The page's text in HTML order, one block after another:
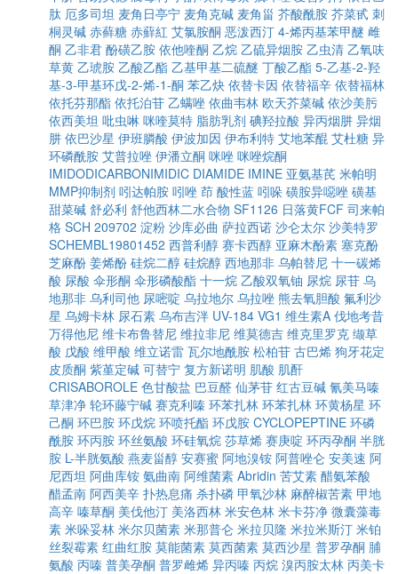
肽 厄多司坦 麦角日亭宁 麦角克碱 麦角甾 芥酸酰胺 芥菜甙 刺
桐灵碱 赤藓糖 赤蘚紅 艾氯胺酮 恶泼西汀 4-烯丙基苯甲醚 雌
酮 乙非君 酚磺乙胺 依他喹酮 乙烷 乙硫异烟胺 乙虫清 乙氧呋
草黄 乙琥胺 乙酸乙酯 乙基甲基二硫醚 丁酸乙酯 5-乙基-2-羟
基-3-甲基环戊-2-烯-1-酮 苯乙炔 依替卡因 依替福辛 依替福林
依托芬那酯 依托泊苷 乙螨唑 依曲韦林 欧天芥菜碱 依沙美肟
依西美坦 吡虫啉 咪喹莫特 脂肪乳剂 碘羟拉酸 异丙烟肼 异烟
肼 依巴沙星 伊班膦酸 伊波加因 伊布利特 艾地苯醌 艾杜糖 异
环磷酰胺 艾普拉唑 伊潘立酮 咪唑 咪唑烷酮
IMIDODICARBONIMIDIC DIAMIDE IMINE 亚氨基芪 米帕明
MMP抑制剂 吲达帕胺 吲唑 茚 酸性蓝 吲哚 磺胺异噁唑 磺基
甜菜碱 舒必利 舒他西林二水合物 SF1126 日落黄FCF 司来帕
格 SCH 209702 淀粉 沙库必曲 萨拉西诺 沙仑太尔 沙美特罗
SCHEMBL19801452 西普利醇 赛卡西醇 亚麻木酚素 塞克酚
芝麻酚 姜烯酚 硅烷二醇 硅烷醇 西地那非 乌帕替尼 十一碳烯
酸 尿酸 伞形酮 伞形磷酸酯 十一烷 乙酸双氧铀 尿烷 尿苷 乌
地那非 乌利司他 尿嘧啶 乌拉地尔 乌拉唑 熊去氧胆酸 氟利沙
星 乌姆卡林 尿石素 乌布吉泮 UV-184 VG1 维生素A 伐地考昔
万得他尼 维卡布鲁替尼 维拉非尼 维莫德吉 维克里罗克 缬草
酸 戊酸 维甲酸 维立诺雷 瓦尔地酰胺 松柏苷 古巴烯 狗牙花定
皮质酮 紫堇定碱 可替宁 复方新诺明 肌酸 肌酐
CRISABOROLE 色甘酸盐 巴豆醛 仙茅苷 红古豆碱 氰美马嗪
草津净 轮环藤宁碱 赛克利嗪 环苯扎林 环苯扎林 环黄杨星 环
己酮 环巴胺 环戊烷 环喷托酯 环戊胺 CYCLOPEPTINE 环磷
酰胺 环丙胺 环丝氨酸 环硅氧烷 莎草烯 赛庚啶 环丙孕酮 半胱
胺 L-半胱氨酸 燕麦甾醇 安赛蜜 阿地溴铵 阿普唑仑 安美速 阿
尼西坦 阿曲库铵 氨曲南 阿维菌素 Abridin 苦艾素 醋氨苯酸
醋孟南 阿西美辛 扑热息痛 杀扑磷 甲氧沙林 麻醉椒苦素 甲地
高辛 嗪草酮 美伐他汀 美洛西林 米安色林 米卡芬净 微囊藻毒
素 米哚妥林 米尔贝菌素 米那普仑 米拉贝隆 米拉米斯汀 米铂
丝裂霉素 红曲红胺 莫能菌素 莫西菌素 莫西沙星 普罗孕酮 脯
氨酸 丙嗪 普美孕酮 普罗雌烯 异丙嗪 丙烷 溴丙胺太林 丙美卡